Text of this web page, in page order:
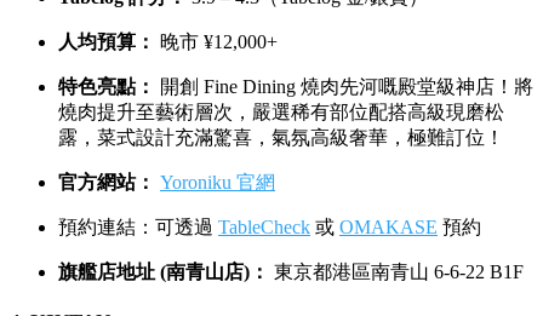
人均預算： 晚市 ¥12,000+
特色亮點：
開創 Fine Dining 燒肉先河嘅殿堂級神店！將
燒肉提升至藝術層次，嚴選稀有部位配搭高級現磨松
露，菜式設計充滿驚喜，氣氛高級奢華，極難訂位！
官方網站： Yoroniku 官網
預約連結：可透過 TableCheck 或 OMAKASE 預約
旗艦店地址 (南青山店)： 東京都港區南青山 6-6-22 B1F